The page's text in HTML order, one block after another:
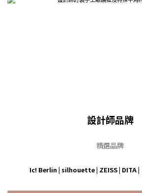
設計師品牌
精選品牌
Ic! Berlin | silhouette| ZEISS| DITA|